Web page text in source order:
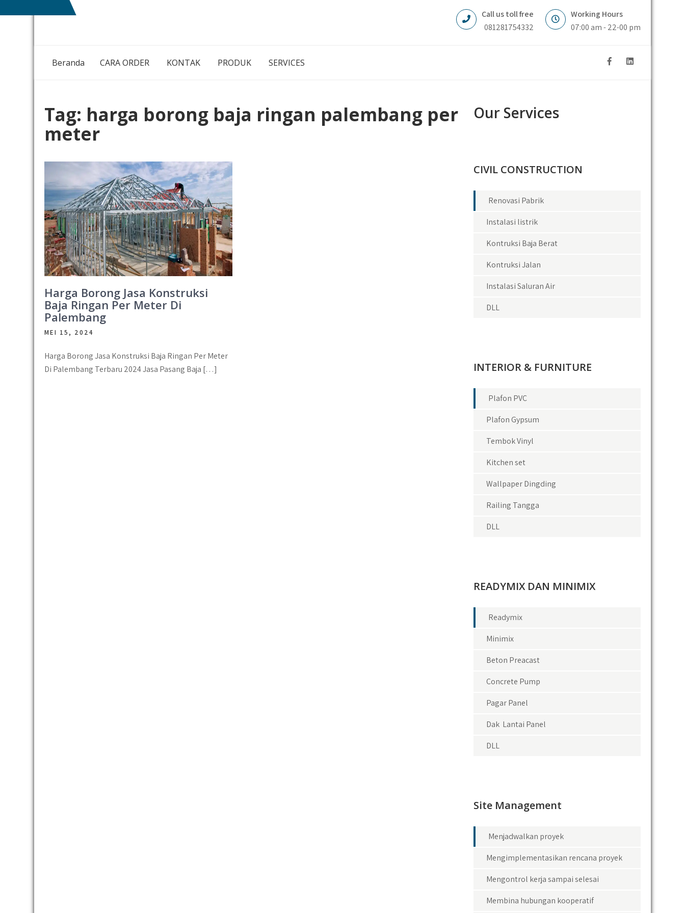
NIAGA
MEMBANGUN
Call us toll free
081281754332
Working Hours
07:00 am - 22-00 pm
Beranda CARA ORDER KONTAK PRODUK SERVICES
Tag: harga borong baja ringan palembang per
meter
Harga Borong Jasa Konstruksi
Baja Ringan Per Meter Di
Palembang
MEI 15, 2024
Harga Borong Jasa Konstruksi Baja Ringan Per Meter
Di Palembang Terbaru 2024 Jasa Pasang Baja […]
Our Services
CIVIL CONSTRUCTION
Renovasi Pabrik
Instalasi listrik
Kontruksi Baja Berat
Kontruksi Jalan
Instalasi Saluran Air
DLL
INTERIOR & FURNITURE
Plafon PVC
Plafon Gypsum
Tembok Vinyl
Kitchen set
Wallpaper Dingding
Railing Tangga
DLL
READYMIX DAN MINIMIX
Readymix
Minimix
Beton Preacast
Concrete Pump
Pagar Panel
Dak Lantai Panel
DLL
Site Management
Menjadwalkan proyek
Mengimplementasikan rencana proyek
Mengontrol kerja sampai selesai
Membina hubungan kooperatif